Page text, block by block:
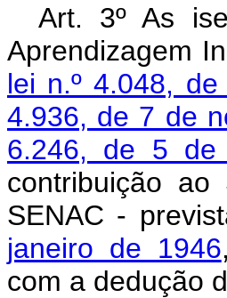
Art. 3º As
Aprendizagem
lei n.º 4.048,
4.936, de 7 de
6.246, de 5 de
contribuição ao
SENAC -
janeiro de 1946
com a dedução